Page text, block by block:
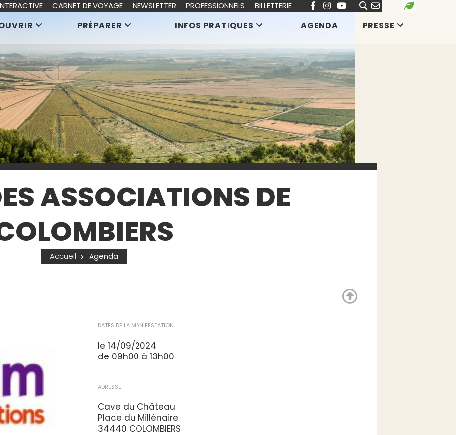
ASSOCIATIONS DE
Accueil Agenda
DATES DE LA MANIFESTATION
le 14/09/2024
de 09h00 à 13h00
ADRESSE
Cave du Château
Place du Millénaire
34440 COLOMBIERS
PRÉPARER INFOS PRATIQUES AGENDA PRESSE
CARNET DE VOYAGE NEWSLETTER PROFESSIONNELS BILLETTERIE